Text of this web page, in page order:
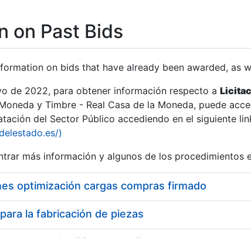
on Past Bids
on bids that have already been awarded, as
de 2022, para obtener información respecto a
y Timbre - Real Casa de la Moneda, puede
del Sector Público accediendo en el siguiente
)
más información y algunos de los procedimientos
optimización cargas compras firmado
la fabricación de piezas